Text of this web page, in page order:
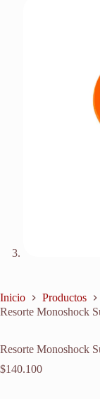
Inicio Productos
Resorte Monoshock
Resorte Monoshock
$140.100